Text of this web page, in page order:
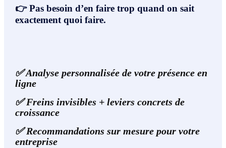
👉 Pas besoin d’en faire trop quand on sait
exactement quoi faire.
✅ Analyse personnalisée de votre présence en
ligne
✅ Freins invisibles + leviers concrets de
croissance
✅ Recommandations sur mesure pour votre
entreprise